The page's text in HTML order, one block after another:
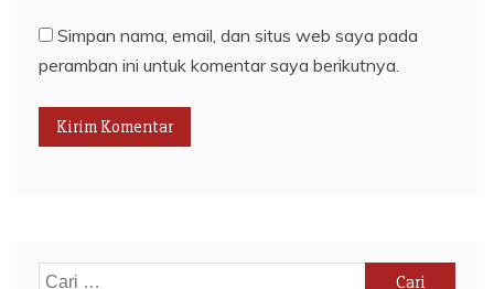
Simpan nama, email, dan situs web saya pada
peramban ini untuk komentar saya berikutnya.
Cari